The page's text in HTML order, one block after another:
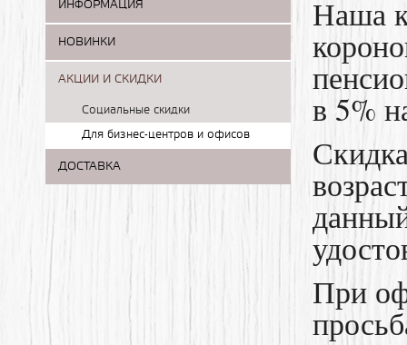
ИНФОРМАЦИЯ
НОВИНКИ
АКЦИИ И СКИДКИ
Социальные скидки
Для бизнес-центров и офисов
ДОСТАВКА
Наша
в 5%
При